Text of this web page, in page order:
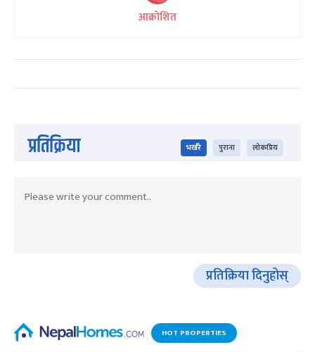
आक्रोशित
प्रतिक्रिया भर्खरै पुराना लोकप्रिय
प्रतिक्रिया दिनुहोस्
HOT PROPERTIES